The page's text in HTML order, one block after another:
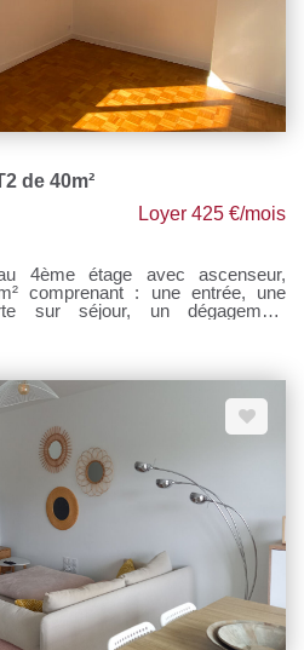
de 40m²
Loyer 425 €/mois
4ème étage avec ascenseur,
comprenant : une entrée, une
sur séjour, un dégagement
locataire : 385 € TTC Si vous
sur notre site, cliquer sur l'onglet
de nous transmettre votre dossier